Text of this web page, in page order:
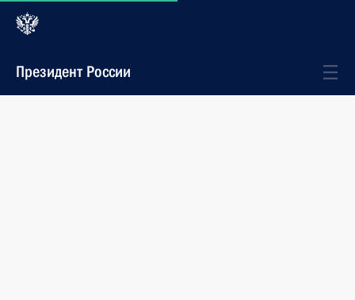
Президент России